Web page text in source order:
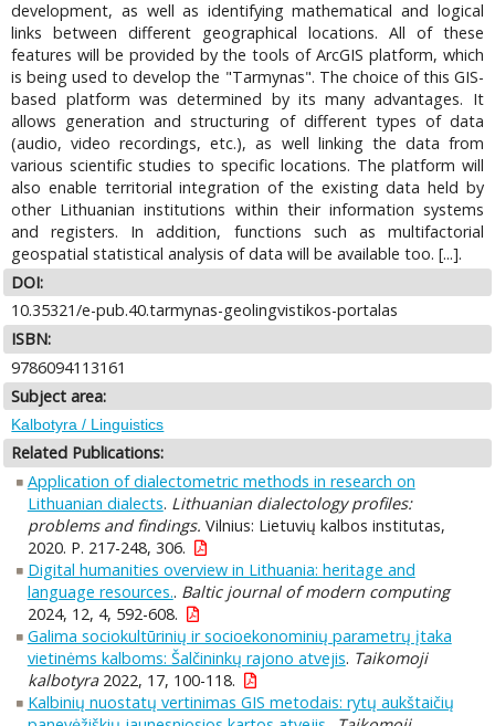
development, as well as identifying mathematical and logical
links between different geographical locations. All of these
features will be provided by the tools of ArcGIS platform, which
is being used to develop the "Tarmynas". The choice of this GIS-
based platform was determined by its many advantages. It
allows generation and structuring of different types of data
(audio, video recordings, etc.), as well linking the data from
various scientific studies to specific locations. The platform will
also enable territorial integration of the existing data held by
other Lithuanian institutions within their information systems
and registers. In addition, functions such as multifactorial
geospatial statistical analysis of data will be available too. [...].
DOI:
10.35321/e-pub.40.tarmynas-geolingvistikos-portalas
ISBN:
9786094113161
Subject area:
Kalbotyra / Linguistics
Related Publications:
Application of dialectometric methods in research on
Lithuanian dialects. Lithuanian dialectology profiles:
problems and findings. Vilnius: Lietuvių kalbos institutas,
2020. P. 217-248, 306.
Digital humanities overview in Lithuania: heritage and
language resources.. Baltic journal of modern computing
2024, 12, 4, 592-608.
Galima sociokultūrinių ir socioekonominių parametrų įtaka
vietinėms kalboms: Šalčininkų rajono atvejis. Taikomoji
kalbotyra2022, 17, 100-118.
Kalbinių nuostatų vertinimas GIS metodais: rytų aukštaičių